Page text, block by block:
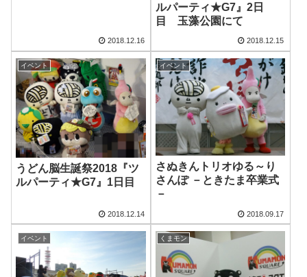
2018.12.16
ルパーティ★G7』2日
目 玉藻公園にて
2018.12.15
イベント
うどん脳生誕祭2018『ツ
ルパーティ★G7』1日目
2018.12.14
イベント
さぬきんトリオゆる～り
さんぽ －ときたま卒業式
－
2018.09.17
イベント くまモン